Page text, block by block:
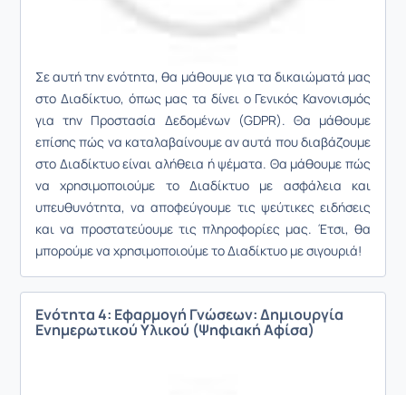
Σε αυτή την ενότητα, θα μάθουμε για τα δικαιώματά μας
στο Διαδίκτυο, όπως μας τα δίνει ο Γενικός Κανονισμός
για την Προστασία Δεδομένων (GDPR). Θα μάθουμε
επίσης πώς να καταλαβαίνουμε αν αυτά που διαβάζουμε
στο Διαδίκτυο είναι αλήθεια ή ψέματα. Θα μάθουμε πώς
να χρησιμοποιούμε το Διαδίκτυο με ασφάλεια και
υπευθυνότητα, να αποφεύγουμε τις ψεύτικες ειδήσεις
και να προστατεύουμε τις πληροφορίες μας. Έτσι, θα
μπορούμε να χρησιμοποιούμε το Διαδίκτυο με σιγουριά!
Ενότητα 4: Εφαρμογή Γνώσεων: Δημιουργία
Ενημερωτικού Υλικού (Ψηφιακή Αφίσα)